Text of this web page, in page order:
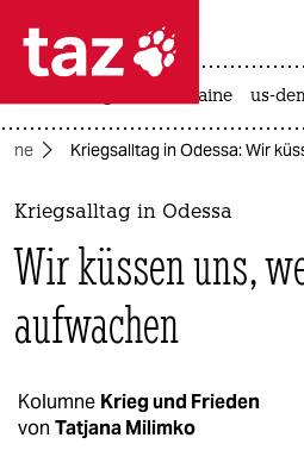
 taz zahl ich
taz zahl ich
themen
politik
öko
kultur
krieg in der ukraine us-
Kriegsalltag in Odessa: Wir
Kriegsalltag in Odessa
Wir küssen uns,
aufwachen
Kolumne Krieg und Frieden
von Tatjana Milimko